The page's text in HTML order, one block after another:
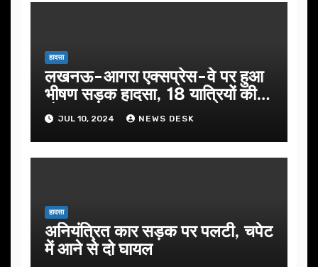
हादसा
लखनऊ-आगरा एक्सप्रेस-वे पर हुआ
भीषण सड़क हादसा, 18 यात्रियों की
मौतJUL 10, 2024 NEWS DESK
हादसा
अनियंत्रित कार सड़क पर पलटी, चपेट
में आने से दो घायल